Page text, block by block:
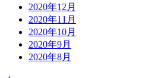
2020年12月
2020年11月
2020年10月
2020年9月
2020年8月